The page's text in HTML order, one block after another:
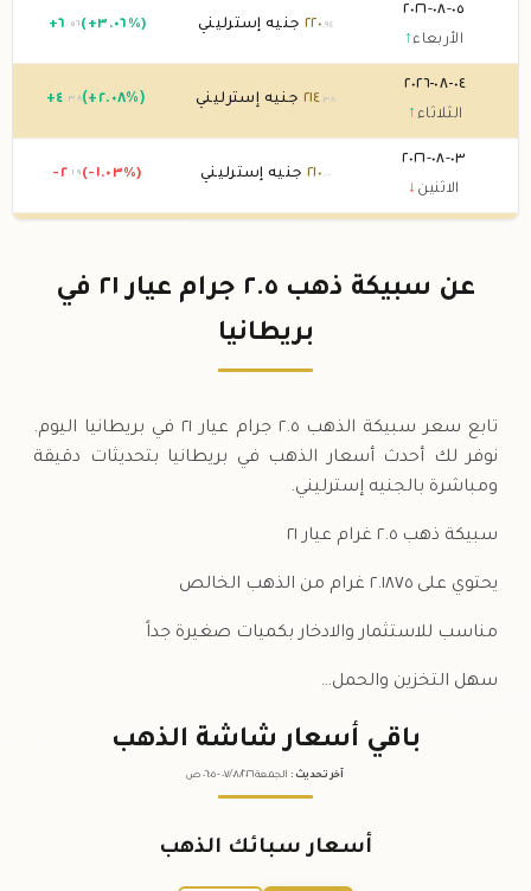
٠٥-٠٨-٢٠٢٦
الأربعاء↑
٢٢٠ .٩٤ جنيه إسترليني +٦ .٥٦ (+٣.٠٦%)
٠٤-٠٨-٢٠٢٦
الثلاثاء ↑
٢١٤ .٣٨ جنيه إسترليني +٤ .٣٨ (+٢.٠٨%)
٠٣-٠٨-٢٠٢٦
الاثنين ↓
٢١٠ .٠٠ جنيه إسترليني -٢ .١٩ (-١.٠٣%)
٢١٢ جنيه إسترليني
عن سبيكة ذهب ٢.٥ جرام عيار ٢١ في
بريطانيا
تابع سعر سبيكة الذهب ٢.٥ جرام عيار ٢١ في بريطانيا اليوم.
نوفر لك أحدث أسعار الذهب في بريطانيا بتحديثات دقيقة
ومباشرة بالجنيه إسترليني.
سبيكة ذهب ٢.٥ غرام عيار ٢١
يحتوي على ٢.١٨٧٥ غرام من الذهب الخالص
مناسب للاستثمار والادخار بكميات صغيرة جداً
سهل التخزين والحمل…
باقي أسعار شاشة الذهب
آخر تحديث : الجمعة ٠٧ /٠٨/٢٠٢٦ - ٠٦:٠٥ ص
أسعار سبائك الذهب